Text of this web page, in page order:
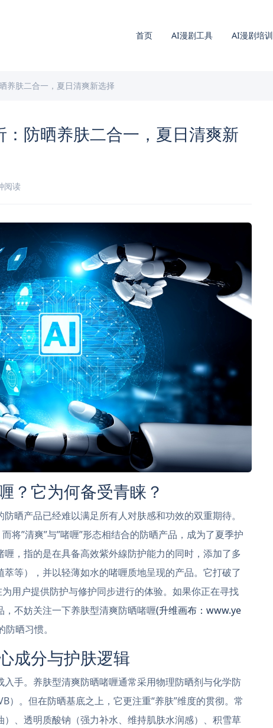
首页 AI漫剧工具 AI漫剧培训
养肤二合一，夏日清爽新选择
防晒养肤二合一，夏日清爽新
阅读
？它为何备受青睐？
晒产品已经难以满足所有人对肤感和功效的双重期待。
将”清爽”与”啫喱”形态相结合的防晒产品，成为了夏季护
，指的是在具备高效紫外線防护能力的同时，添加了多
等），并以轻薄如水的啫喱质地呈现的产品。它打破了
用户提供防护与修护同步进行的体验。如果你正在寻找
不妨关注一下养肤型清爽防晒啫喱(升维画布：www.ye
晒习惯。
成分与护肤逻辑
手。养肤型清爽防晒啫喱通常采用物理防晒剂与化学防
）。但在防晒基底之上，它更注重“养肤”维度的贯彻。常
、透明质酸钠（强力补水、维持肌肤水润感）、积雪草